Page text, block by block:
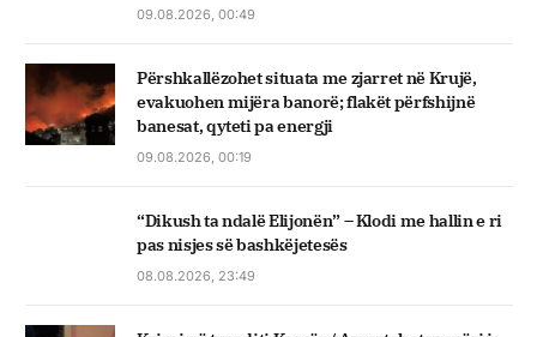
09.08.2026, 00:49
Përshkallëzohet situata me zjarret në Krujë,
evakuohen mijëra banorë; flakët përfshijnë
banesat, qyteti pa energji
09.08.2026, 00:19
“Dikush ta ndalë Elijonën” – Klodi me hallin e ri
pas nisjes së bashkëjetesës
08.08.2026, 23:49